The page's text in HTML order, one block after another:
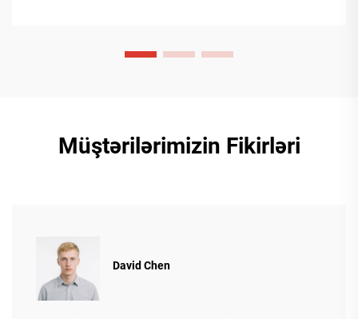
Müştərilərimizin Fikirləri
David Chen